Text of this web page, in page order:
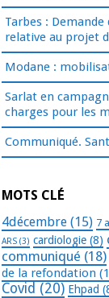
Tarbes :
relative au projet
Modane :
Sarlat en
charges pour les
Communiqué.
MOTS CLÉ
4décembre (15) 7
ARS (3) cardiologie (8)
communiqué (18)
de la refondation
Covid (20) Ehpad